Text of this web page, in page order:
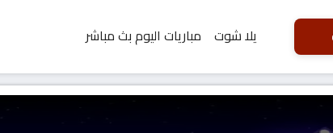
يلا شوت مباريات اليوم بث مباشر